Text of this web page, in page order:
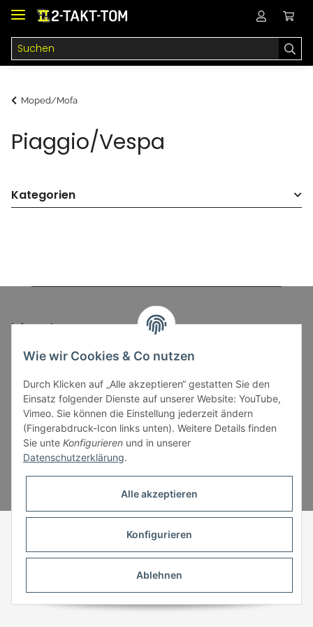
Moped/Mofa
Piaggio/Vespa
Kategorien
Informationen
* Alle Preise inkl. gesetzlicher USt., zzgl.
Powered byJTL-Shop
Wie wir Cookies & Co nutzen
Durch Klicken auf „Alle akzeptieren“ gestatten Sie den
Einsatz folgender Dienste auf unserer Website: YouTube,
Vimeo. Sie können die Einstellung jederzeit ändern
(Fingerabdruck-Icon links unten). Weitere Details finden
Sie unte Konfigurieren und in unserer
Datenschutzerklärung.
Alle akzeptieren
Konfigurieren
Ablehnen